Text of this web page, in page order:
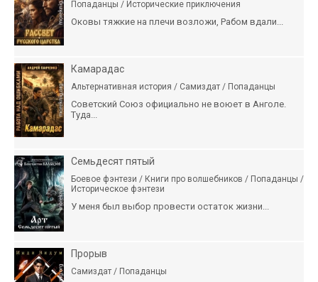
Попаданцы / Исторические приключения
Оковы тяжкие на плечи возложи, Рабом вдали...
Камарадас
Альтернативная история / Самиздат / Попаданцы
Советский Союз официально не воюет в Анголе.
Туда...
Семьдесят пятый
Боевое фэнтези / Книги про волшебников / Попаданцы /
Историческое фэнтези
У меня был выбор провести остаток жизни...
Прорыв
Самиздат / Попаданцы